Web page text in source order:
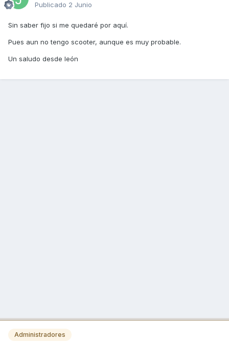
Publicado 2 Junio
Sin saber fijo si me quedaré por aquí.
Pues aun no tengo scooter, aunque es muy probable.
Un saludo desde león
Administradores